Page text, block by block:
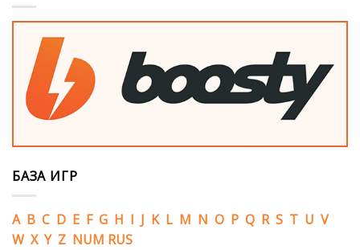
БАЗА ИГР
A B C D E F G H I J K L M N O P Q R S T U V
W X Y Z NUM RUS